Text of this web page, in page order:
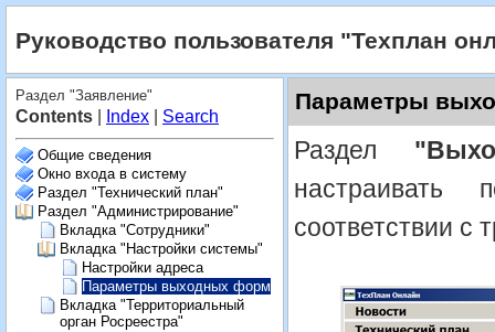
Руководство пользователя "Техплан